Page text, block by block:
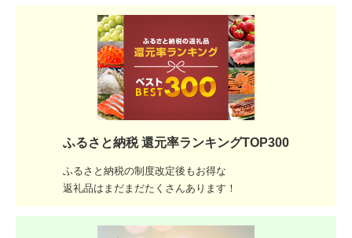
ふるさと納税 還元率ランキングTOP300
ふるさと納税の制度改定後もお得な
返礼品はまだまだたくさんあります！